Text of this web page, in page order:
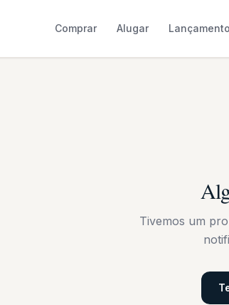
Comprar Alugar
Tivemos um